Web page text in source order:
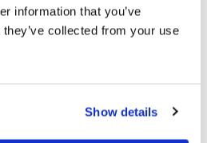
information that you’ve
collected from your use
Show details